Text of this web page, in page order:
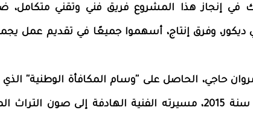
في إنجاز هذا المشروع فريق فني وتقني متكامل،
وفرق إنتاج، أسهموا جميعًا في تقديم عمل
حاجي، الحاصل على ''وسام المكافأة الوطنية''
السادس سنة 2015، مسيرته الفنية الهادفة إلى